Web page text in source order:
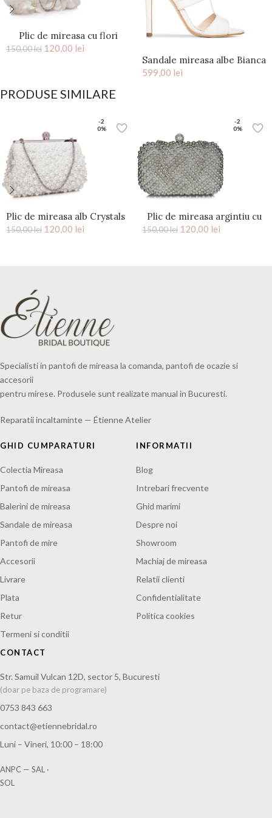
Plic de mireasa cu flori
saten Ivory Kiss
150,00lei 120,00 lei
Sandale mireasa albe Bianca
599,00 lei
PRODUSE SIMILARE
-2
0%
Plic de mireasa alb Crystals
150,00lei 120,00 lei
-2
0%
Plic de mireasa argintiu cu
perle Evelyn
150,00lei 120,00 lei
Specialisti in pantofi de mireasa la comanda, pantofi de ocazie si
accesorii
pentru mirese. Produsele sunt realizate manual in Bucuresti.
Reparatii incaltaminte — Étienne Atelier
GHID CUMPARATURI
Colectia Mireasa
Pantofi de mireasa
Balerini de mireasa
Sandale de mireasa
Pantofi de mire
Accesorii
Livrare
Plata
Retur
Termeni si conditii
INFORMATII
Blog
Intrebari frecvente
Ghid marimi
Despre noi
Showroom
Machiaj de mireasa
Relatii clienti
Confidentialitate
Politica cookies
CONTACT
Str. Samuil Vulcan 12D, sector 5, Bucuresti
(doar pe baza de programare)
0753 843 663
contact@etiennebridal.ro
Luni – Vineri, 10:00 – 18:00
ANPC — SAL ·
SOL